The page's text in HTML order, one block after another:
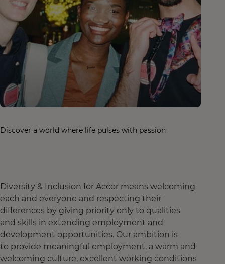
Discover a world where life pulses with passion
Diversity & Inclusion for Accor means welcoming
each and everyone and respecting their
differences by giving priority only to qualities
and skills in extending employment and
development opportunities. Our ambition is
to provide meaningful employment, a warm and
welcoming culture, excellent working conditions